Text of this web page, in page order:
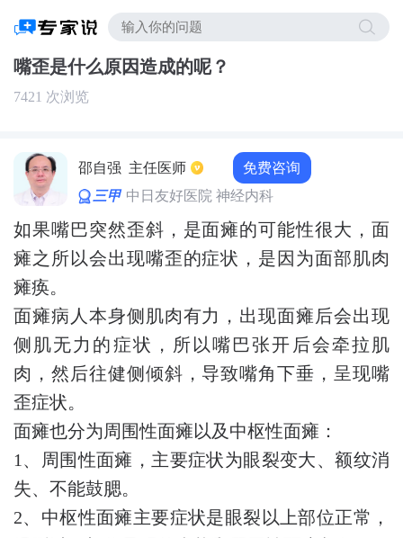
嘴歪是什么原因造成的呢？
7421 次浏览
邵自强 主任医师 免费咨询
三甲 中日友好医院 神经内科
如果嘴巴突然歪斜，是面瘫的可能性很大，面
瘫之所以会出现嘴歪的症状，是因为面部肌肉
瘫痪。
面瘫病人本身侧肌肉有力，出现面瘫后会出现
侧肌无力的症状，所以嘴巴张开后会牵拉肌
肉，然后往健侧倾斜，导致嘴角下垂，呈现嘴
歪症状。
面瘫也分为周围性面瘫以及中枢性面瘫：
1、周围性面瘫，主要症状为眼裂变大、额纹消
失、不能鼓腮。
2、中枢性面瘫主要症状是眼裂以上部位正常，